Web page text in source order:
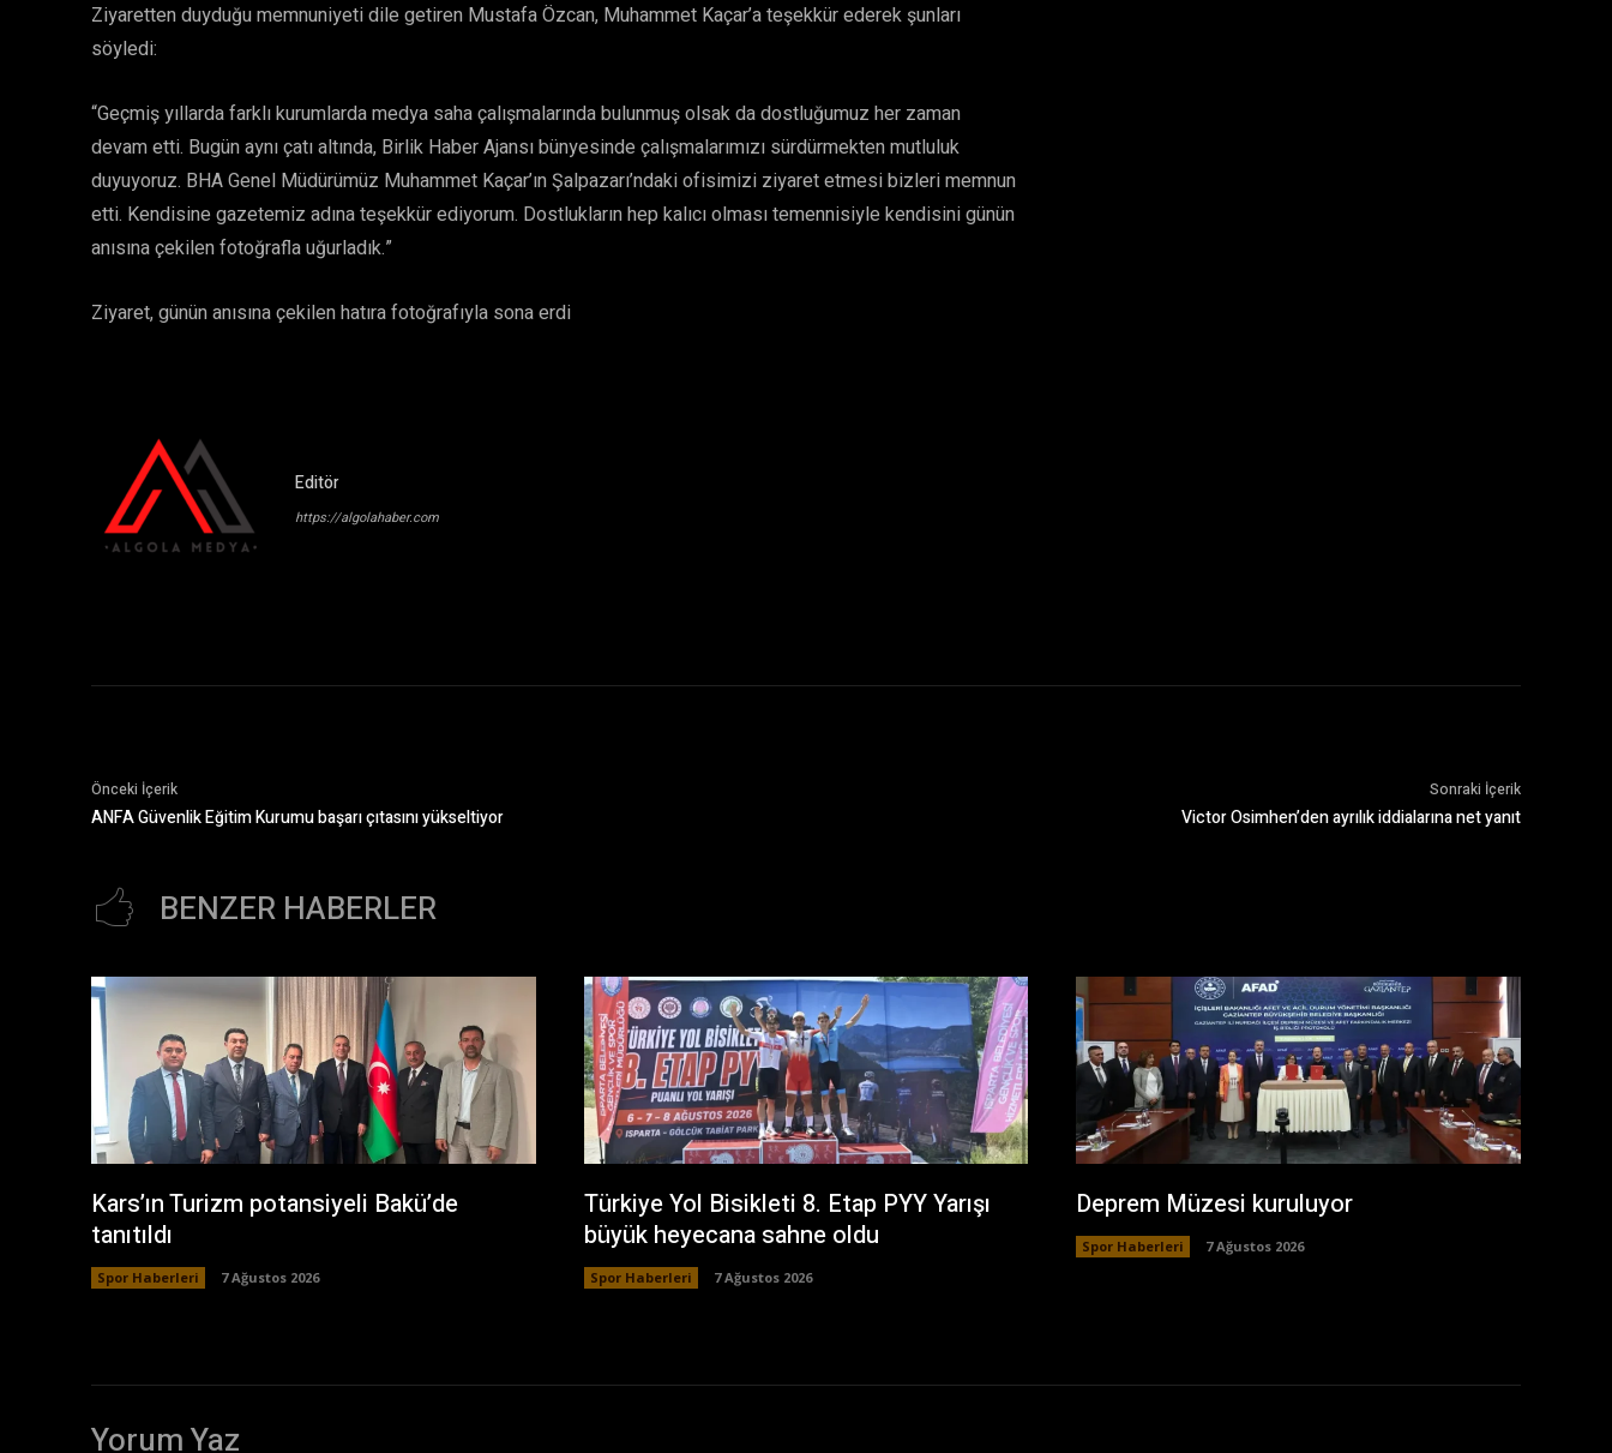
Ziyaretten duyduğu memnuniyeti dile getiren Mustafa Özcan, Muhammet Kaçar’a teşekkür ederek şunları
söyledi:
“Geçmiş yıllarda farklı kurumlarda medya saha çalışmalarında bulunmuş olsak da dostluğumuz her zaman
devam etti. Bugün aynı çatı altında, Birlik Haber Ajansı bünyesinde çalışmalarımızı sürdürmekten mutluluk
duyuyoruz. BHA Genel Müdürümüz Muhammet Kaçar’ın Şalpazarı’ndaki ofisimizi ziyaret etmesi bizleri memnun
etti. Kendisine gazetemiz adına teşekkür ediyorum. Dostlukların hep kalıcı olması temennisiyle kendisini günün
anısına çekilen fotoğrafla uğurladık.”
Ziyaret, günün anısına çekilen hatıra fotoğrafıyla sona erdi
Editör
https://algolahaber.com
Önceki İçerik
ANFA Güvenlik Eğitim Kurumu başarı çıtasını yükseltiyor
Sonraki İçerik
Victor Osimhen’den ayrılık iddialarına net yanıt
BENZER HABERLER
Kars’ın Turizm potansiyeli Bakü’de
tanıtıldı
Spor Haberleri 7 Ağustos 2026
Türkiye Yol Bisikleti 8. Etap PYY Yarışı
büyük heyecana sahne oldu
Spor Haberleri 7 Ağustos 2026
Deprem Müzesi kuruluyor
Spor Haberleri 7 Ağustos 2026
Yorum Yaz